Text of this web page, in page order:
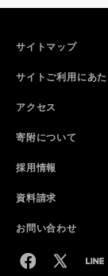
サイトマップ
サイトご利用にあ
アクセス
寄附について
採用情報
資料請求
お問い合わせ